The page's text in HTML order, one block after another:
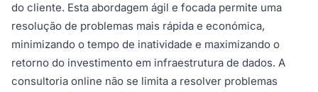
do cliente. Esta abordagem ágil e focada permite uma
resolução de problemas mais rápida e económica,
minimizando o tempo de inatividade e maximizando o
retorno do investimento em infraestrutura de dados. A
consultoria online não se limita a resolver problemas